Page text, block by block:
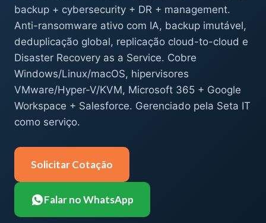
backup + cybersecurity + DR + management.
Anti-ransomware ativo com IA, backup imutável,
deduplicação global, replicação cloud-to-cloud e
Disaster Recovery as a Service. Cobre
Windows/Linux/macOS, hipervisores
VMware/Hyper-V/KVM, Microsoft 365 + Google
Workspace + Salesforce. Gerenciado pela Seta IT
como serviço.
Solicitar Cotação
Falar no WhatsApp